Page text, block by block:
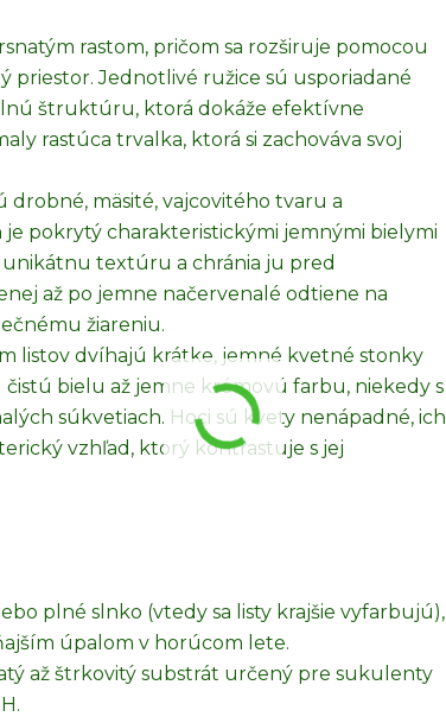
rastom, pričom sa rozširuje pomocou
Jednotlivé ružice sú usporiadané
štruktúru, ktorá dokáže efektívne
rastúca trvalka, ktorá si zachováva svoj
drobné, mäsité, vajcovitého tvaru a
pokrytý charakteristickými jemnými bielymi
textúru a chránia ju pred
až po jemne načervenalé odtiene na
žiareniu.
listov dvíhajú krátke, jemné kvetné stonky
bielu až jemne krémovú farbu, niekedy s
súkvetiach. Hoci sú kvety nenápadné, ich
vzhľad, ktorý kontrastuje s jej
plné slnko (vtedy sa listy krajšie vyfarbujú),
úpalom v horúcom lete.
až štrkovitý substrát určený pre sukulenty